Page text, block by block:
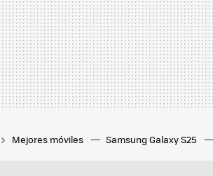
Mejores móviles Samsung Galaxy S25